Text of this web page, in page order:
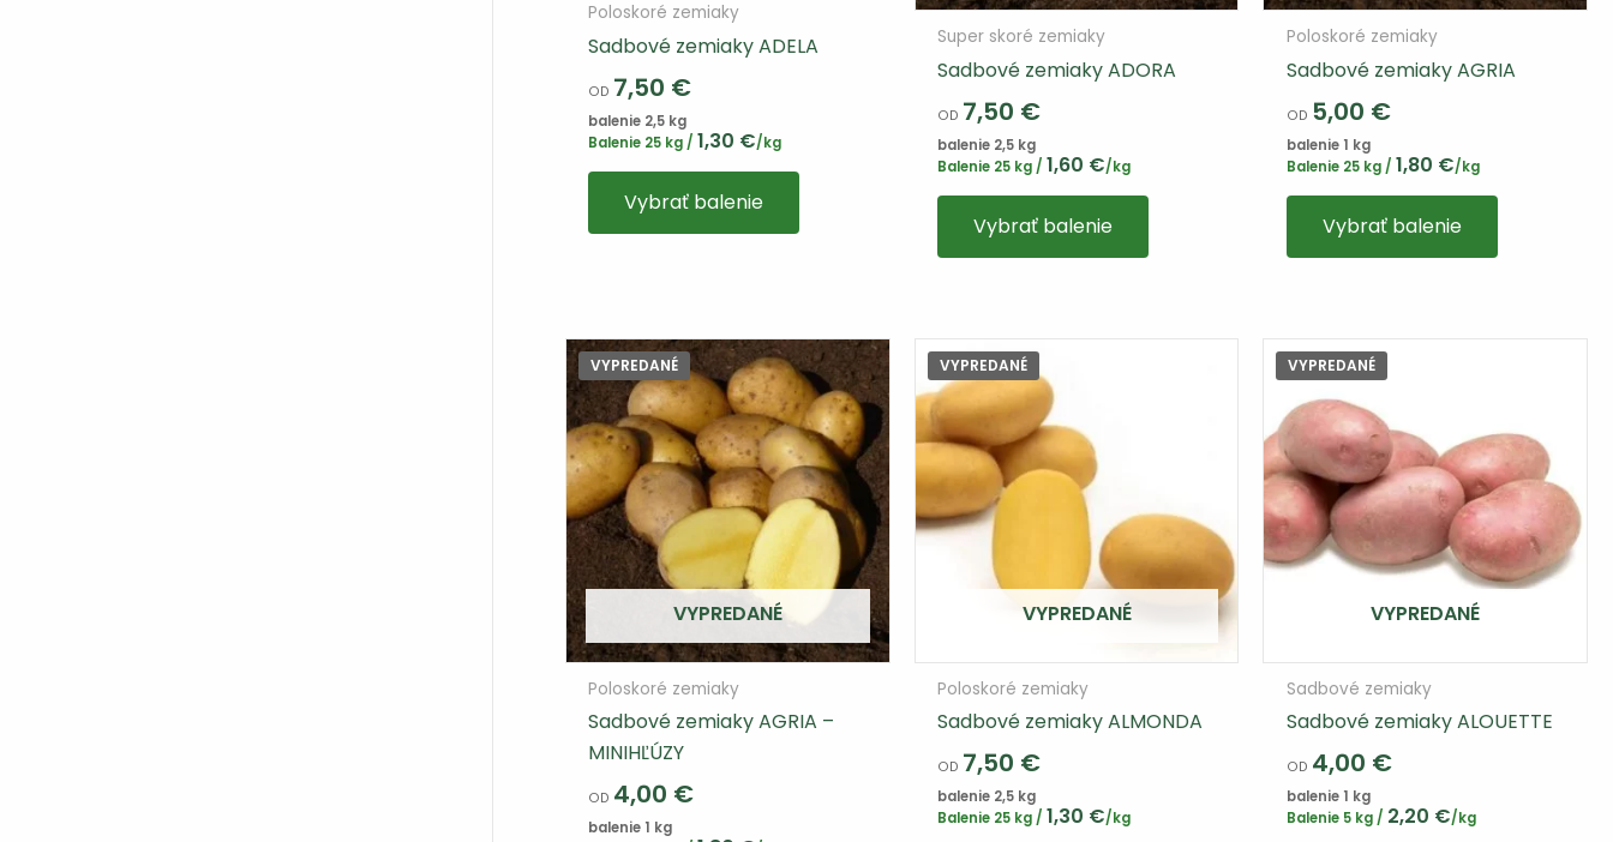
Poloskoré zemiaky
Sadbové zemiaky ADELA
OD 7,50 €
balenie 2,5 kg
Balenie 25 kg / 1,30 €/kg
Vybrať balenie
Tento
má
Varianty
si
môžete
vybrať
na
stránke
produktu
Super skoré zemiaky
Sadbové zemiaky ADORA
OD 7,50 €
balenie 2,5 kg
Balenie 25 kg / 1,60 €/kg
Vybrať balenie
Poloskoré zemiaky
Sadbové zemiaky AGRIA
OD 5,00 €
balenie 1 kg
Balenie 25 kg / 1,80 €/kg
Vybrať balenie
Tento
má
vybrať
na
stránke
produktu
VYPREDANÉ
VYPREDANÉ
Poloskoré zemiaky
Sadbové zemiaky AGRIA –
MINIHĽÚZY
OD 4,00 €
balenie 1 kg
VYPREDANÉ
VYPREDANÉ
Poloskoré zemiaky
Sadbové zemiaky ALMONDA
OD 7,50 €
balenie 2,5 kg
Balenie 25 kg / 1,30 €/kg
VYPREDANÉ
VYPREDANÉ
Sadbové zemiaky
Sadbové zemiaky ALOUETTE
OD 4,00 €
balenie 1 kg
Balenie 5 kg / 2,20 €/kg